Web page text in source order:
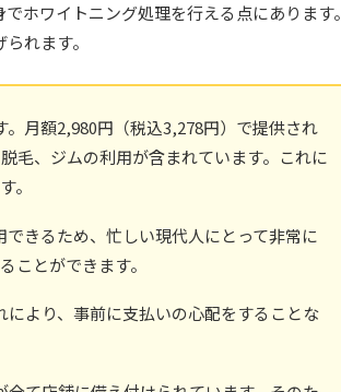
ホワイトニング処理を行える点にあります。
れます。
月額2,980円（税込3,278円）で提供され
毛、ジムの利用が含まれています。これに
。
きるため、忙しい現代人にとって非常に
ことができます。
より、事前に支払いの心配をすることな